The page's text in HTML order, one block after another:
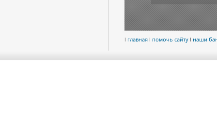
l главная l помочь сайту l наши